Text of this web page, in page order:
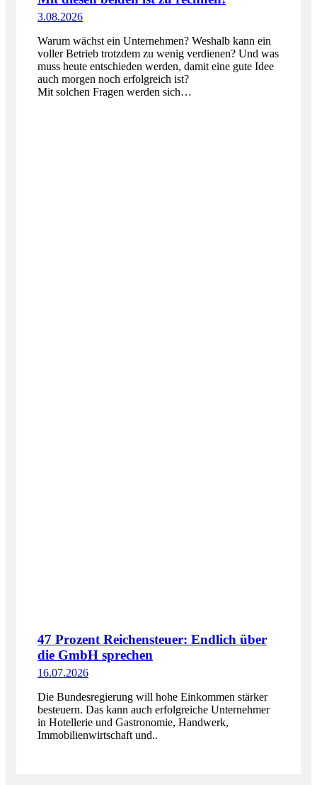
3.08.2026
Warum wächst ein Unternehmen? Weshalb kann ein
voller Betrieb trotzdem zu wenig verdienen? Und was
muss heute entschieden werden, damit eine gute Idee
auch morgen noch erfolgreich ist?
Mit solchen Fragen werden sich…
47 Prozent Reichensteuer: Endlich über
die GmbH sprechen
16.07.2026
Die Bundesregierung will hohe Einkommen stärker
besteuern. Das kann auch erfolgreiche Unternehmer
in Hotellerie und Gastronomie, Handwerk,
Immobilienwirtschaft und..